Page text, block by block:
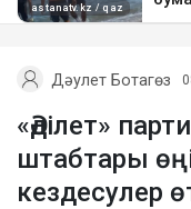
Дәулет Ботагөз
«Әділет»
штабтары
кездесулер